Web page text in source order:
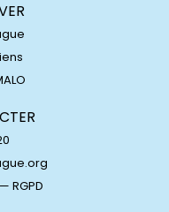
— RGPD